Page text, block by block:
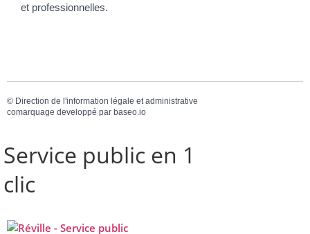
et professionnelles.
© Direction de l'information légale et administrative
comarquage developpé par baseo.io
Service public en 1
clic